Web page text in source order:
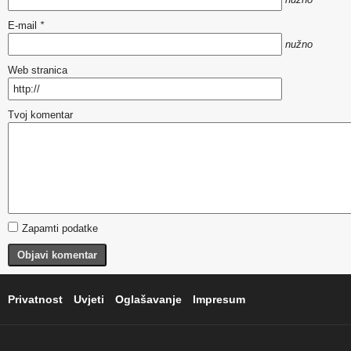
E-mail *
nužno
Web stranica
Tvoj komentar
Zapamti podatke
Objavi komentar
Privatnost Uvjeti Oglašavanje Impresum